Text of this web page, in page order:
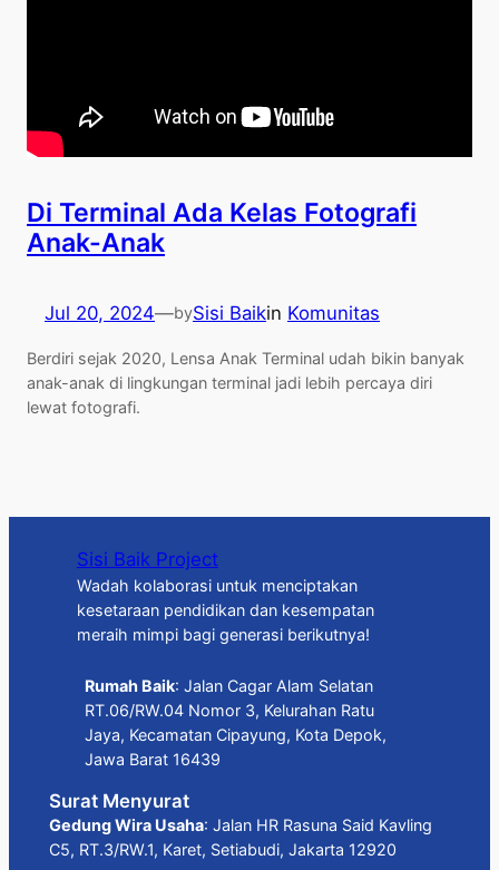
Di Terminal Ada Kelas Fotografi
Anak-Anak
Jul 20, 2024—bySisi Baikin Komunitas
Berdiri sejak 2020, Lensa Anak Terminal udah bikin banyak
anak-anak di lingkungan terminal jadi lebih percaya diri
lewat fotografi.
Sisi Baik Project
Wadah kolaborasi untuk menciptakan
kesetaraan pendidikan dan kesempatan
meraih mimpi bagi generasi berikutnya!
Rumah Baik: Jalan Cagar Alam Selatan
RT.06/RW.04 Nomor 3, Kelurahan Ratu
Jaya, Kecamatan Cipayung, Kota Depok,
Jawa Barat 16439
Surat Menyurat
Gedung Wira Usaha: Jalan HR Rasuna Said Kavling
C5, RT.3/RW.1, Karet, Setiabudi, Jakarta 12920